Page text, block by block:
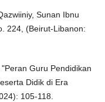
Sunan Ibnu
224, (Beirut-Libanon:
Guru Pendidikan
Didik di Era
105-118.